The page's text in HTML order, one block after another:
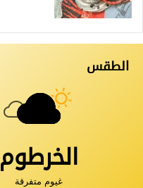
الطقس
الخرطوم
غيوم متفرقة